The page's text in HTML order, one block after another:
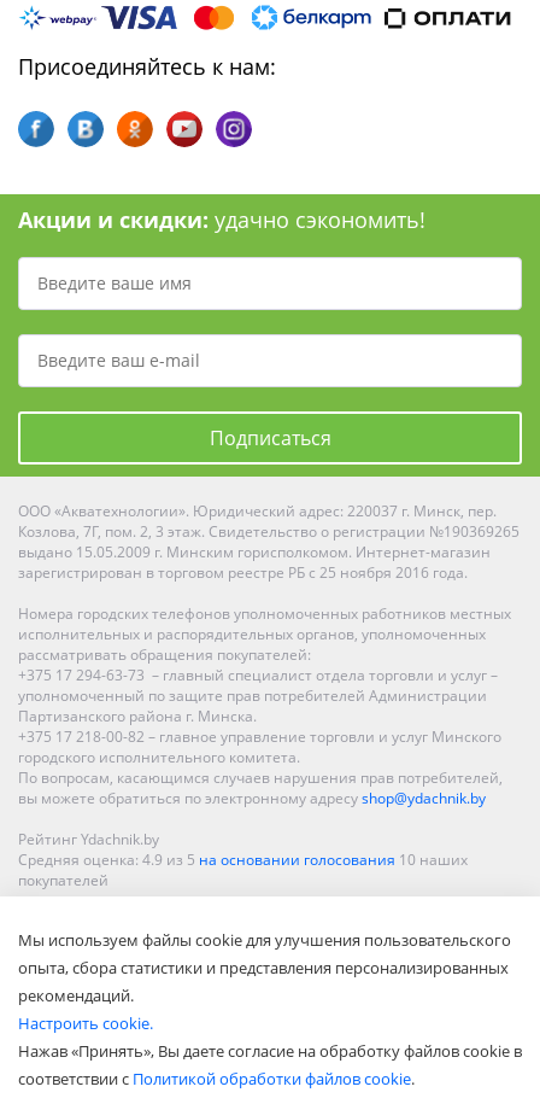
Присоединяйтесь к нам:
Акции и скидки: удачно сэкономить!
Подписаться
ООО «Акватехнологии». Юридический адрес: 220037 г. Минск, пер.
Козлова, 7Г, пом. 2, 3 этаж. Свидетельство о регистрации №190369265
выдано 15.05.2009 г. Минским горисполкомом. Интернет-магазин
зарегистрирован в торговом реестре РБ с 25 ноября 2016 года.
Номера городских телефонов уполномоченных работников местных
исполнительных и распорядительных органов, уполномоченных
рассматривать обращения покупателей:
+375 17 294-63-73 – главный специалист отдела торговли и услуг –
уполномоченный по защите прав потребителей Администрации
Партизанского района г. Минска.
+375 17 218-00-82 – главное управление торговли и услуг Минского
городского исполнительного комитета.
По вопросам, касающимся случаев нарушения прав потребителей,
вы можете обратиться по электронному адресуshop@ydachnik.by
Рейтинг Ydachnik.by
Средняя оценка: 4.9 из 5 на основании голосования 10 наших
покупателей
Гродно, Могилеве, Бобруйске, Барановичах, Молодечно,
Новополоцке, Пинске, Солигорске. При заказе в интернет-магазине
доставка осуществляется по всей Беларуси.
Мы используем файлы cookie для улучшения пользовательского
опыта, сбора статистики и представления персонализированных
рекомендаций.
Настроить cookie.
Нажав «Принять», Вы даете согласие на обработку файлов cookie в
соответствии с Политикой обработки файлов cookie.